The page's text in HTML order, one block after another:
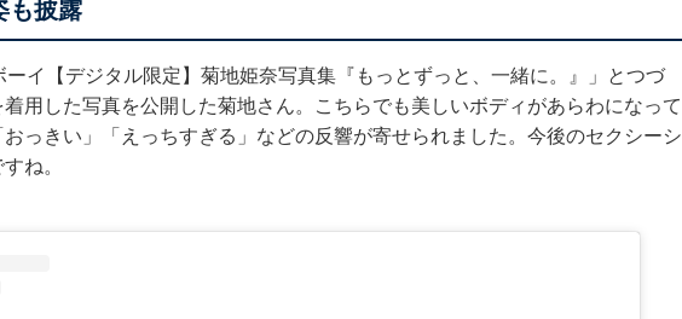
も披露
イ【デジタル限定】菊地姫奈写真集『もっとずっと、一緒に。』」とつづ
用した写真を公開 した菊地さん。こちらでも美しいボディがあらわになって
っきい」「えっちすぎる」などの反響が寄せられました。今後のセクシーシ
ね。